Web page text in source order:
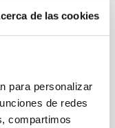
de las cookies
para personalizar
de redes
compartimos